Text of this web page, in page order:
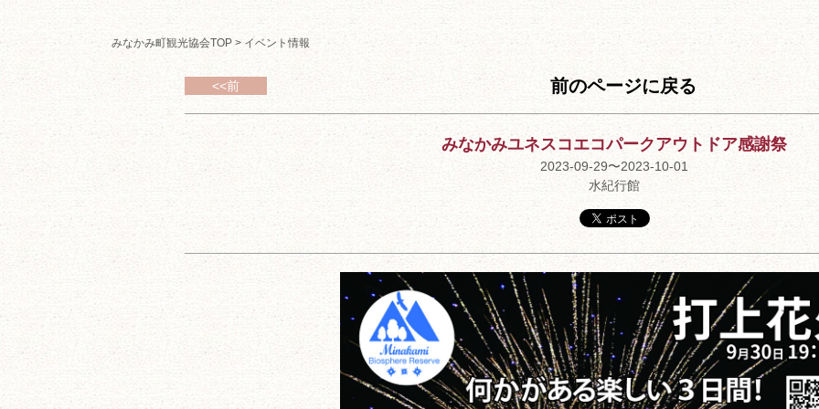
みなかみ町観光協会TOP > イベント情報
<<前 前のページに戻る
みなかみユネスコエコパークアウトドア感謝祭
2023-09-29〜2023-10-01
水紀行館